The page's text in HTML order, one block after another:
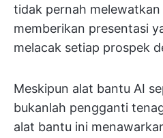
tidak pernah
memberikan presentasi
melacak setiap prospek
Meskipun alat bantu AI
bukanlah pengganti
alat bantu ini